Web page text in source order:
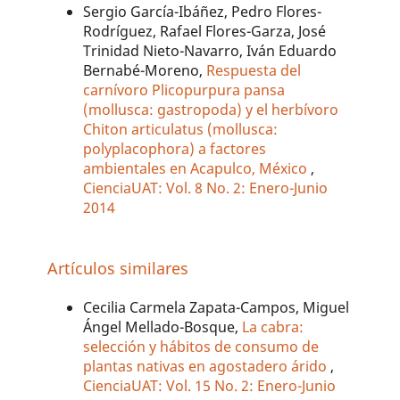
Sergio García-Ibáñez, Pedro Flores-
Rodríguez, Rafael Flores-Garza, José
Trinidad Nieto-Navarro, Iván Eduardo
Bernabé-Moreno, Respuesta del
carnívoro Plicopurpura pansa
(mollusca: gastropoda) y el herbívoro
Chiton articulatus (mollusca:
polyplacophora) a factores
ambientales en Acapulco, México ,
CienciaUAT: Vol. 8 No. 2: Enero-Junio
2014
Artículos similares
Cecilia Carmela Zapata-Campos, Miguel
Ángel Mellado-Bosque, La cabra:
selección y hábitos de consumo de
plantas nativas en agostadero árido,
CienciaUAT: Vol. 15 No. 2: Enero-Junio